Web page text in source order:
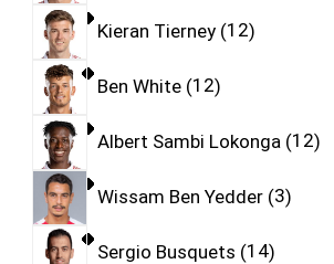
Kieran Tierney 12
Ben White 12
Albert Sambi Lokonga 12
Wissam Ben Yedder 3
Sergio Busquets 14